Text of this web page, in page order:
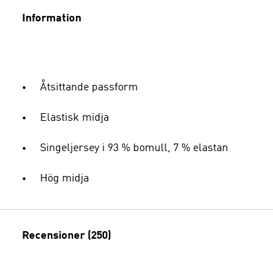
Information
Åtsittande passform
Elastisk midja
Singeljersey i 93 % bomull, 7 % elastan
Hög midja
Recensioner (250)